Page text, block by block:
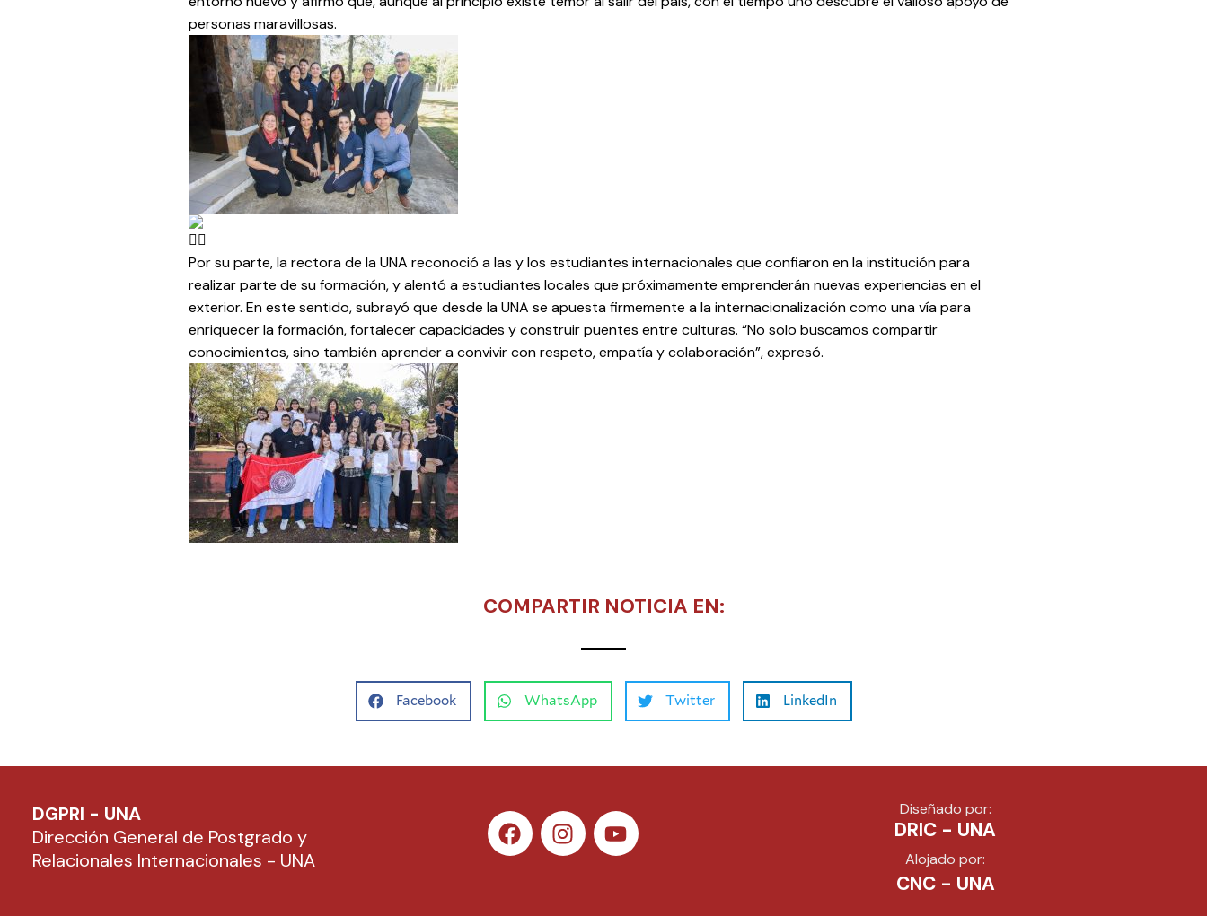
personas maravillosas.
Por su parte, la rectora de la UNA reconoció a las y los estudiantes internacionales que confiaron en la institución para
realizar parte de su formación, y alentó a estudiantes locales que próximamente emprenderán nuevas experiencias en el
exterior. En este sentido, subrayó que desde la UNA se apuesta firmemente a la internacionalización como una vía para
enriquecer la formación, fortalecer capacidades y construir puentes entre culturas. “No solo buscamos compartir
conocimientos, sino también aprender a convivir con respeto, empatía y colaboración”, expresó.
COMPARTIR NOTICIA EN:
Facebook WhatsApp Twitter LinkedIn
DGPRI - UNA
Dirección General de Postgrado y
Relacionales Internacionales - UNA
Diseñado por:
DRIC - UNA
Alojado por:
CNC - UNA